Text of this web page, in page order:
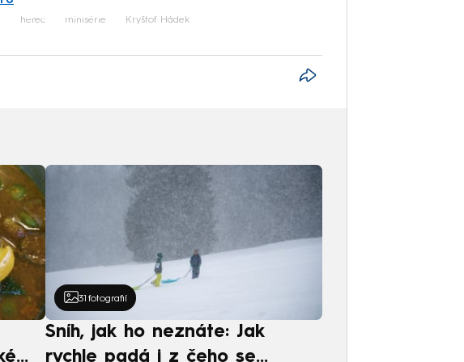
to fetch
herec minisérie Kryštof Hádek
31 fotografií
Sníh, jak ho neznáte: Jak
rychle padá i z čeho se